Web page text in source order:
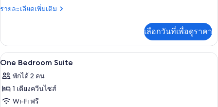
Family
Double
รายละเอียดเพิ่มเติม
ราย
เกี่ยว
กับ
Family
Double
Double
เลือกวันที่เพื่อดูราคา
เปิด
ภาพถ่าย
ทั้งหมด
ของ
เครื่องนอนระดับพรีเมียม, มินิบาร์, ตู้นิ
2
One Bedroom Suite
พักได้ 2 คน
1 เตียงควีนไซส์
Wi-Fi ฟรี